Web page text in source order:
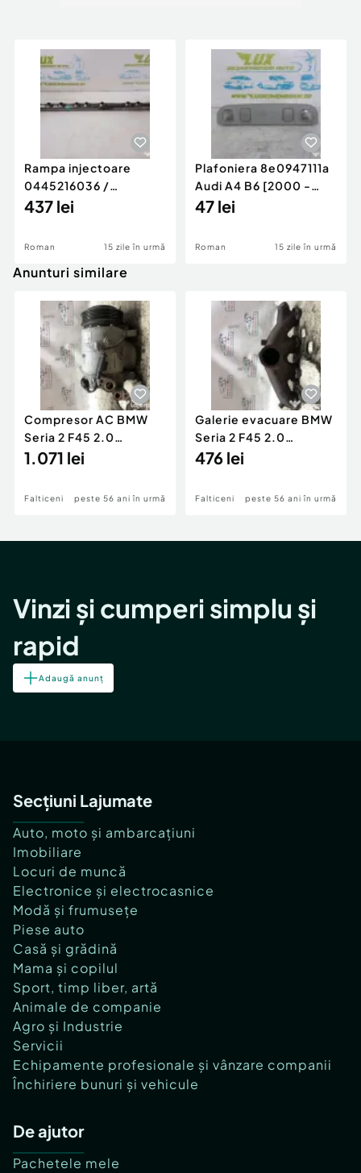
Rampa injectoare
0445216036 /
780542302 3.0 d 313
437 lei
Roman 15 zile în urmă
Plafoniera 8e0947111a
Audi A4 B6 [2000 -
2005]
47 lei
Roman 15 zile în urmă
Anunturi similare
Compresor AC BMW
Seria 2 F45 2.0
Motorina 2016
1.071 lei
Falticeni peste 56 ani în urmă
Galerie evacuare BMW
Seria 2 F45 2.0
Motorina 2016
476 lei
Falticeni peste 56 ani în urmă
Vinzi și cumperi simplu și
rapid
Adaugă anunț
Secțiuni Lajumate
Auto, moto și ambarcațiuni
Imobiliare
Locuri de muncă
Electronice și electrocasnice
Modă și frumusețe
Piese auto
Casă și grădină
Mama și copilul
Sport, timp liber, artă
Animale de companie
Agro și Industrie
Servicii
Echipamente profesionale și vânzare companii
Închiriere bunuri și vehicule
De ajutor
Pachetele mele